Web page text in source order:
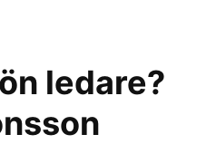
ledare?